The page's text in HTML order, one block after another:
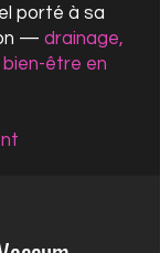
porté à sa
— drainage,
être en